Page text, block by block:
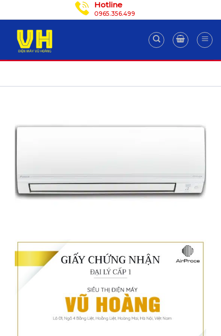
to
content
Hotline
0965.356.499